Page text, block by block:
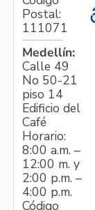
Postal:
111071
Medellín:
Calle 49
No 50-21
piso 14
Edificio del
Café
Horario:
8:00 a.m. –
12:00 m. y
2:00 p.m. –
4:00 p.m.
Código